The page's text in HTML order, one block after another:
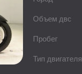
Объем двс
Пробег
Тип двигателя